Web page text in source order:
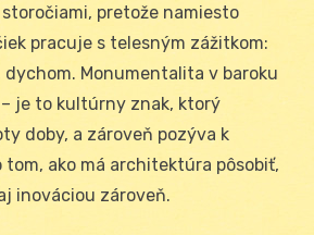
pretože namiesto
pracuje s telesným zážitkom:
dychom. Monumentalita v baroku
je to kultúrny znak, ktorý
doby, a zároveň pozýva k
tom, ako má architektúra pôsobiť,
inováciou zároveň.